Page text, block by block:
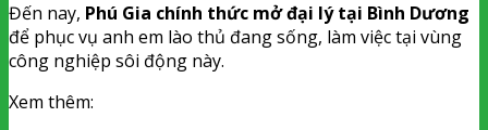
Đến nay, Phú Gia chính thức mở đại lý tại Bình Dương
để phục vụ anh em lào thủ đang sống, làm việc tại vùng
công nghiệp sôi động này.
Xem thêm: